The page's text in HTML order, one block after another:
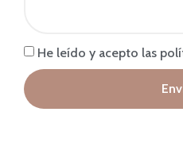
He leído y acepto las